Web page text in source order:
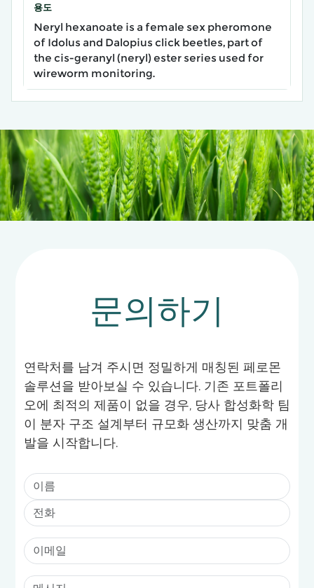
용도
Neryl hexanoate is a female sex pheromone
of Idolus and Dalopius click beetles, part of
the cis-geranyl (neryl) ester series used for
wireworm monitoring.
문의하기
연락처를 남겨 주시면 정밀하게 매칭된 페로몬
솔루션을 받아보실 수 있습니다. 기존 포트폴리
오에 최적의 제품이 없을 경우, 당사 합성화학 팀
이 분자 구조 설계부터 규모화 생산까지 맞춤 개
발을 시작합니다.